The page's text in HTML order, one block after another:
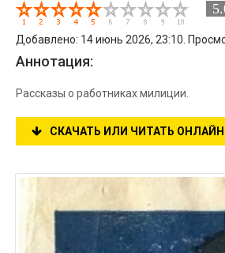
Добавлено: 14 июнь 2026, 23:10.
Аннотация:
Рассказы о работниках милиции.
СКАЧАТЬ ИЛИ ЧИТАТЬ ОНЛАЙН